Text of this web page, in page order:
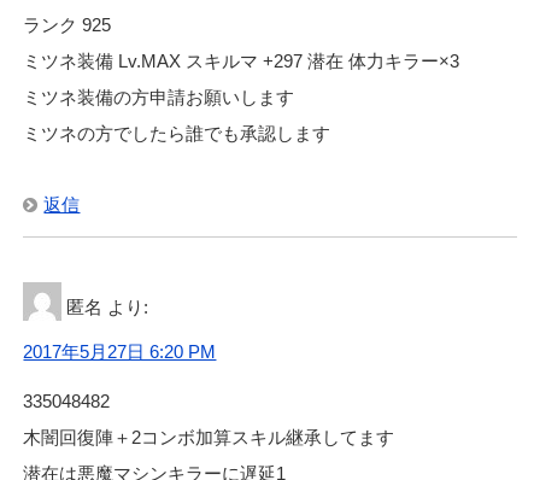
ランク 925
ミツネ装備 Lv.MAX スキルマ +297 潜在 体力キラー×3
ミツネ装備の方申請お願いします
ミツネの方でしたら誰でも承認します
返信
匿名 より:
2017年5月27日 6:20 PM
335048482
木闇回復陣＋2コンボ加算スキル継承してます
潜在は悪魔マシンキラーに遅延1